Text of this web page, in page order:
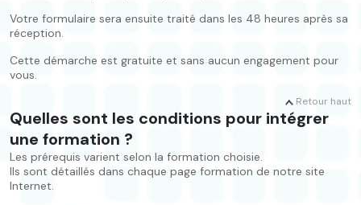
Votre formulaire sera ensuite traité dans les 48 heures après sa
réception.
Cette démarche est gratuite et sans aucun engagement pour
vous.
Retour haut
Quelles sont les conditions pour intégrer
une formation ?
Les prérequis varient selon la formation choisie.
Ils sont détaillés dans chaque page formation de notre site
Internet.